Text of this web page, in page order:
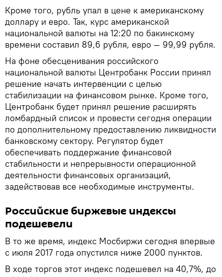
Кроме того, рубль упал в цене к американскому
доллару и евро. Так, курс американской
национальной валюты на 12:20 по бакинскому
времени составил 89,6 рубля, евро — 99,99 рубля.
На фоне обесценивания российского
национальной валюты Центробанк России принял
решение начать интервенции с целью
стабилизации на финансовом рынке. Кроме того,
Центробанк будет принял решение расширять
ломбардный список и провести сегодня операции
по дополнительному предоставлению ликвидности
банковскому сектору. Регулятор будет
обеспечивать поддержание финансовой
стабильности и непрерывности операционной
деятельности финансовых организаций,
задействовав все необходимые инструменты.
Российские биржевые индексы
подешевели
В то же время, индекс Мосбиржи сегодня впервые
с июля 2017 года опустился ниже 2000 пунктов.
В ходе торгов этот индекс подешевел на 40,7%, до